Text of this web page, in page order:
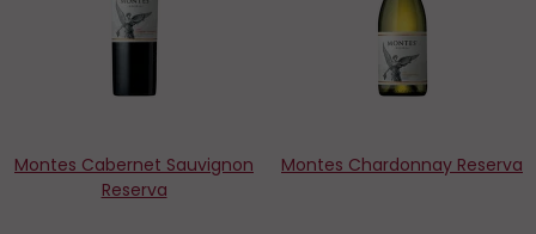
Montes Cabernet Sauvignon
Reserva
Montes Chardonnay Reserva